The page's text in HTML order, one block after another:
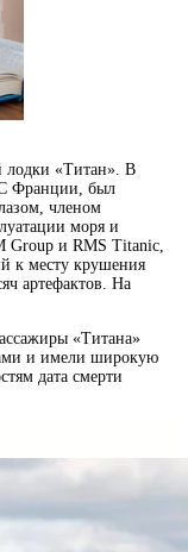
лодки «Титан». В
Франции, был
членом
моря и
Group и RMS Titanic,
к месту крушения
артефактов. На
«Титана»
и имели широкую
дата смерти